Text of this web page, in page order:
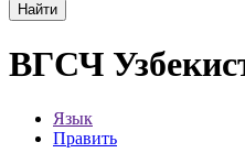
Найти
ВГСЧ
Язык
Править